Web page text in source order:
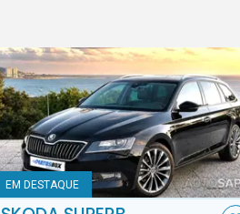
EM DESTAQUE